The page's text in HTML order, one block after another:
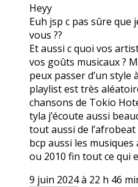
Heyy
Euh jsp c pas sûre que
vous ??
Et aussi c quoi vos
vos goûts musicaux ?
peux passer d’un
playlist est très
chansons de Tokio
tyla j’écoute aussi
tout aussi de
bcp aussi les musiques
ou 2010 fin tout ce qui
9 juin 2024 à 22 h 46